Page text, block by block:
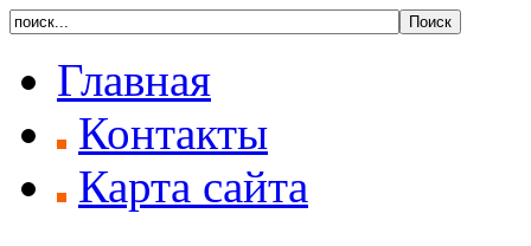
Главная
Контакты
Карта сайта